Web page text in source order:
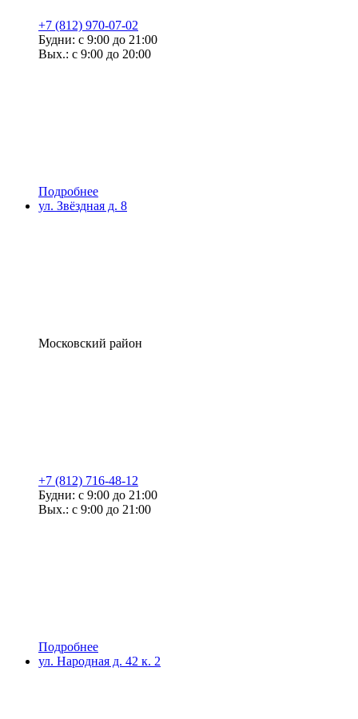
+7 (812) 970-07-02
Будни: с 9:00 до 21:00
Вых.: с 9:00 до 20:00
Подробнее
ул. Звёздная д. 8
Московский район
+7 (812) 716-48-12
Будни: с 9:00 до 21:00
Вых.: с 9:00 до 21:00
Подробнее
ул. Народная д. 42 к. 2